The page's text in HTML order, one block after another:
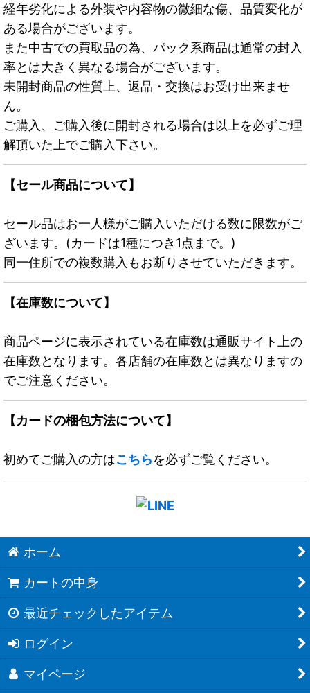
経年劣化による外装や内容物の微細な傷、品質変化が
ある場合がございます。
また中古での買取品の為、パック系商品は通常の封入
率とは大きく異なる場合がございます。
未開封商品の性質上、返品・交換はお受け出来ませ
ん。
ご購入、ご購入後に開封される場合は以上を必ずご理
解頂いた上でご購入下さい。
【セール商品について】
セール品はお一人様がご購入いただける数に限数がご
ざいます。(カードは1種につき1点まで。)
同一住所での複数購入もお断りさせていただきます。
【在庫数について】
商品ページに表示されている在庫数は通販サイト上の
在庫数となります。各店舗の在庫数とは異なりますの
でご注意ください。
【カードの梱包方法について】
初めてご購入の方はこちらを必ずご覧ください。
ホーム
カートの中身
最近チェックしたアイテム
ログイン
マイページ